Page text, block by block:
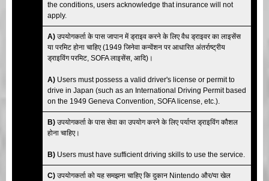
the conditions, users acknowledge that insurance will not
apply.
A) उपयोगकर्ता के पास जापान में ड्राइव करने के लिए वैध ड्राइवर का लाइसेंस
या परमिट होना चाहिए (1949 जिनेवा कन्वेंशन पर आधारित अंतर्राष्ट्रीय
ड्राइविंग परमिट, SOFA लाइसेंस, आदि)।
A) Users must possess a valid driver's license or permit to
drive in Japan (such as an International Driving Permit based
on the 1949 Geneva Convention, SOFA license, etc.).
B) उपयोगकर्ता के पास सेवा का उपयोग करने के लिए पर्याप्त ड्राइविंग कौशल
होना चाहिए।
B) Users must have sufficient driving skills to use the service.
C) उपयोगकर्ता को यह समझना चाहिए कि दुकान Nintendo और/या खेल